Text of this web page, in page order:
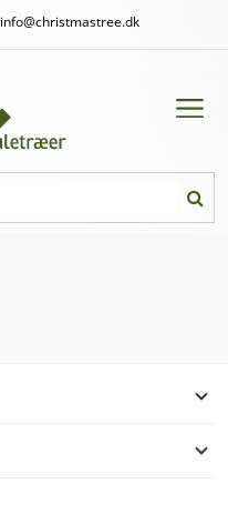
info@christmastree.dk